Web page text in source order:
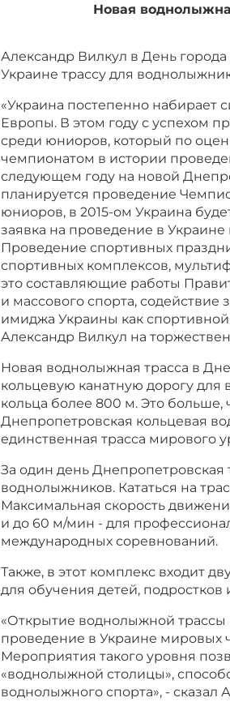
Новая
Александр Вилкул в День
Украине трассу для
«Украина постепенно набирает
Европы. В этом году с успехом
среди юниоров, который по
чемпионатом в истории
следующем году на новой
планируется проведение
юниоров, в 2015-ом Украина
заявка на проведение в
Проведение спортивных
спортивных комплексов,
это составляющие работы
и массового спорта,
имиджа Украины как
Александр Вилкул на
Новая воднолыжная трасса в
кольцевую канатную дорогу
кольца более 800 м. Это
Днепропетровская кольцевая
единственная трасса мирового
За один день
воднолыжников. Кататься на
Максимальная скорость
и до 60 м/мин - для
международных соревнований.
Также, в этот комплекс входит
для обучения детей,
«Открытие воднолыжной трассы
проведение в Украине
Мероприятия такого уровня
«воднолыжной столицы»,
воднолыжного спорта», - сказал